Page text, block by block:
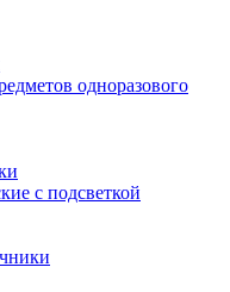
одноразового
с подсветкой